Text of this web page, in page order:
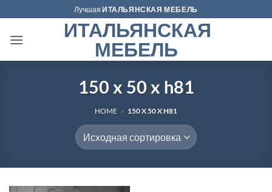
to
content
ЛучшаяИТАЛЬЯНСКАЯ МЕБЕЛЬ
ИТАЛЬЯНСКАЯ
МЕБЕЛЬ
150 x 50 x h81
HOME » 150 X 50 X H81